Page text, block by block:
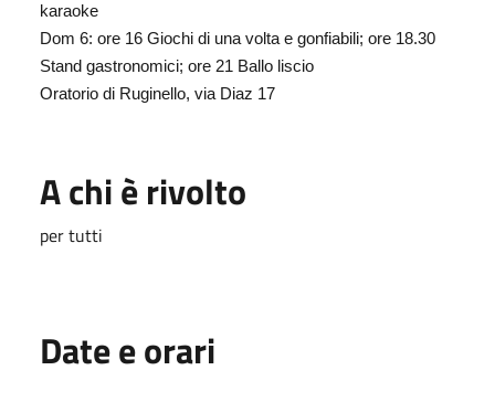
karaoke
Dom 6: ore 16 Giochi di una volta e gonfiabili; ore 18.30
Stand gastronomici; ore 21 Ballo liscio
Oratorio di Ruginello, via Diaz 17
A chi è rivolto
per tutti
Date e orari